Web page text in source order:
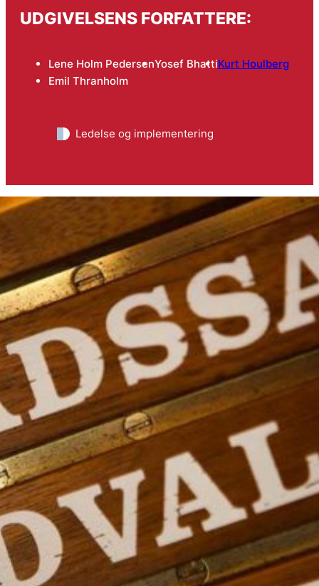
UDGIVELSENS FORFATTERE:
Lene Holm PedersenYosef BhattiKurt Houlberg
Emil Thranholm
Ledelse og implementering